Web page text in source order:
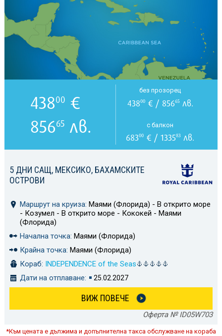
5 ДНИ САЩ, МЕКСИКО, БАХАМСКИТЕ
ОСТРОВИ
Маршрут на круиза: Маями (Флорида) - В открито море
- Козумел - В открито море - Кококей - Маями
(Флорида)
Начална точка: Маями (Флорида)
Крайна точка: Маями (Флорида)
Кораб: INDEPENDENCE of the Seas
Дати на отплаване:
25.02.2027
ВИЖ ПОВЕЧЕ
Оферта № ID05W703
43800 €
85665 лв.
без прозорец
43800€ / 85665лв.
с балкон
68300 € / 133583 лв.
*Към цената е дължима и допълнителна такса обслужване на кораба